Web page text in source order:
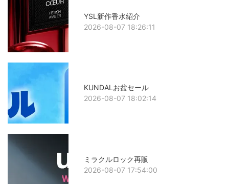
YSL新作香水紹介
2026-08-07 18:26:11
KUNDALお盆セール
2026-08-07 18:02:14
ミラクルロック再販
2026-08-07 17:54:00